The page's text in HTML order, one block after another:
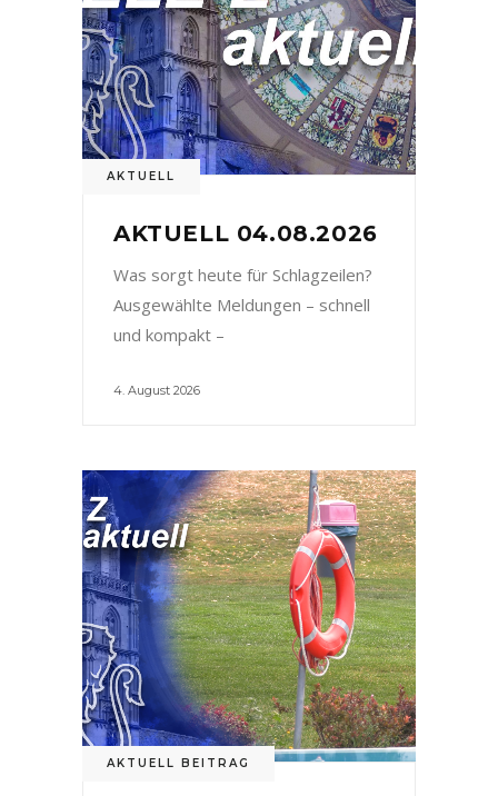
AKTUELL
AKTUELL 04.08.2026
Was sorgt heute für Schlagzeilen?
Ausgewählte Meldungen – schnell
und kompakt –
4. August 2026
AKTUELL BEITRAG